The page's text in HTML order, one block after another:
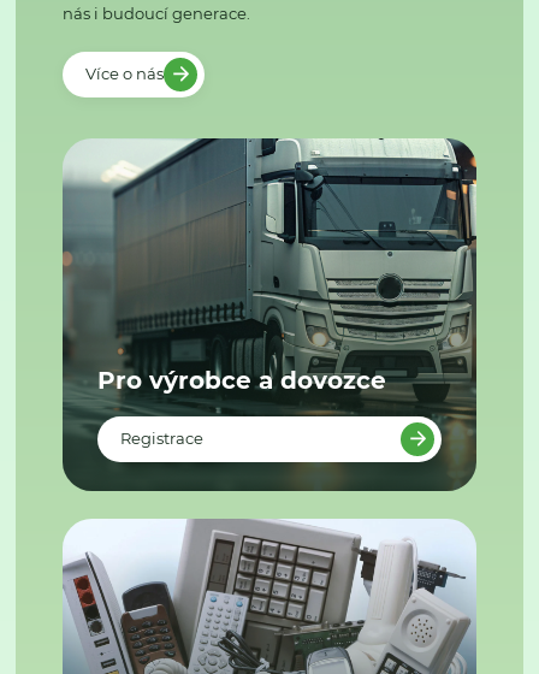
nás i budoucí generace.
Více o nás
Pro výrobce a dovozce
Registrace